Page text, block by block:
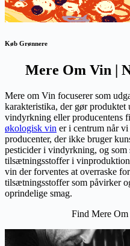
Køb Grønnere
Mere Om Vin |
Mere om Vin focuserer som
karakteristika, der gør produktet
vindyrkning eller producentens
økologisk vin er i centrum når
producenter, der ikke bruger
pesticider i vindyrkning, og
tilsætningsstoffer i
vin der forventes at overraske
tilsætningsstoffer som påvirker
oprindelige smag.
Find Mere